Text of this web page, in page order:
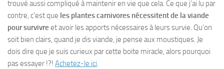
trouvé aussi compliqué à maintenir en vie que cela. Ce que j’ai lu par
contre, c’est que les plantes carnivores nécessitent de la viande
pour survivre et avoir les apports nécessaires à leurs survie. Qu’on
soit bien clairs, quand je dis viande, je pense aux moustiques. Je
dois dire que je suis curieux par cette boite miracle, alors pourquoi
pas essayer !?! Achetez-le ici.